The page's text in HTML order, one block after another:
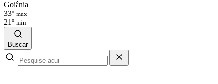
Goiânia
33º max
21º min
Buscar